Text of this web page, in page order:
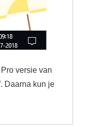
versie van
Daarna kun je